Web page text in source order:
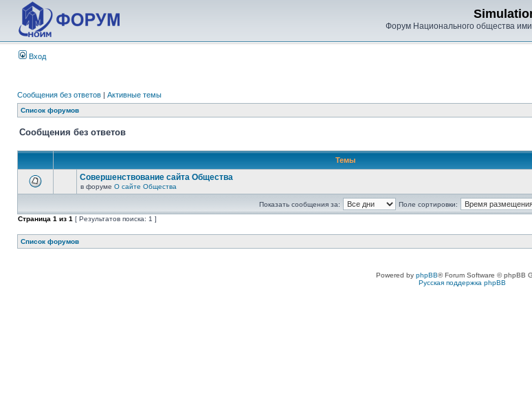
Форум Национального общества
Вход
Сообщения без ответов | Активные темы
Список форумов
Сообщения без ответов
Темы
Совершенствование сайта Общества
в форуме О сайте Общества
Показать сообщения за:
Поле сортировки:
Страница 1 из 1 [ Результатов поиска: 1 ]
Список форумов
Powered by phpBB® Forum Software © phpBB
Русская поддержка phpBB